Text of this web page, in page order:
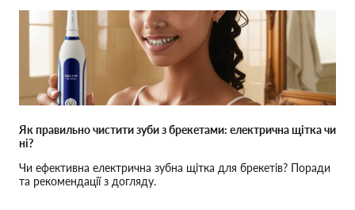
Як правильно чистити зуби з брекетами: електрична щітка чи
ні?
Чи ефективна електрична зубна щітка для брекетів? Поради
та рекомендації з догляду.